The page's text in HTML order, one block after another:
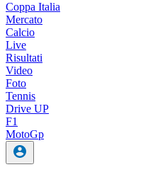
Coppa Italia
Mercato
Calcio
Live
Risultati
Video
Foto
Tennis
Drive UP
F1
MotoGp